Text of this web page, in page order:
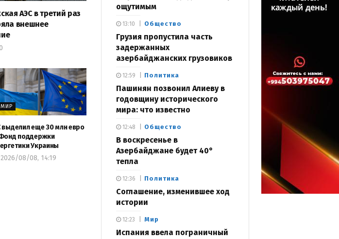
АЭС в третий раз
внешнее
МИР
выделил еще 30 млн евро
поддержки
Украины
2026/08/08, 14:19
ощутимым
Общество
Грузия пропустила часть
задержанных
азербайджанских грузовиков
13:10
Политика
Пашинян позвонил Алиеву в
годовщину исторического
мира: что известно
12:59
Общество
В воскресенье в
Азербайджане будет 40°
тепла
12:48
Политика
Соглашение, изменившее ход
истории
12:36
Мир
Испания ввела пограничный
12:23